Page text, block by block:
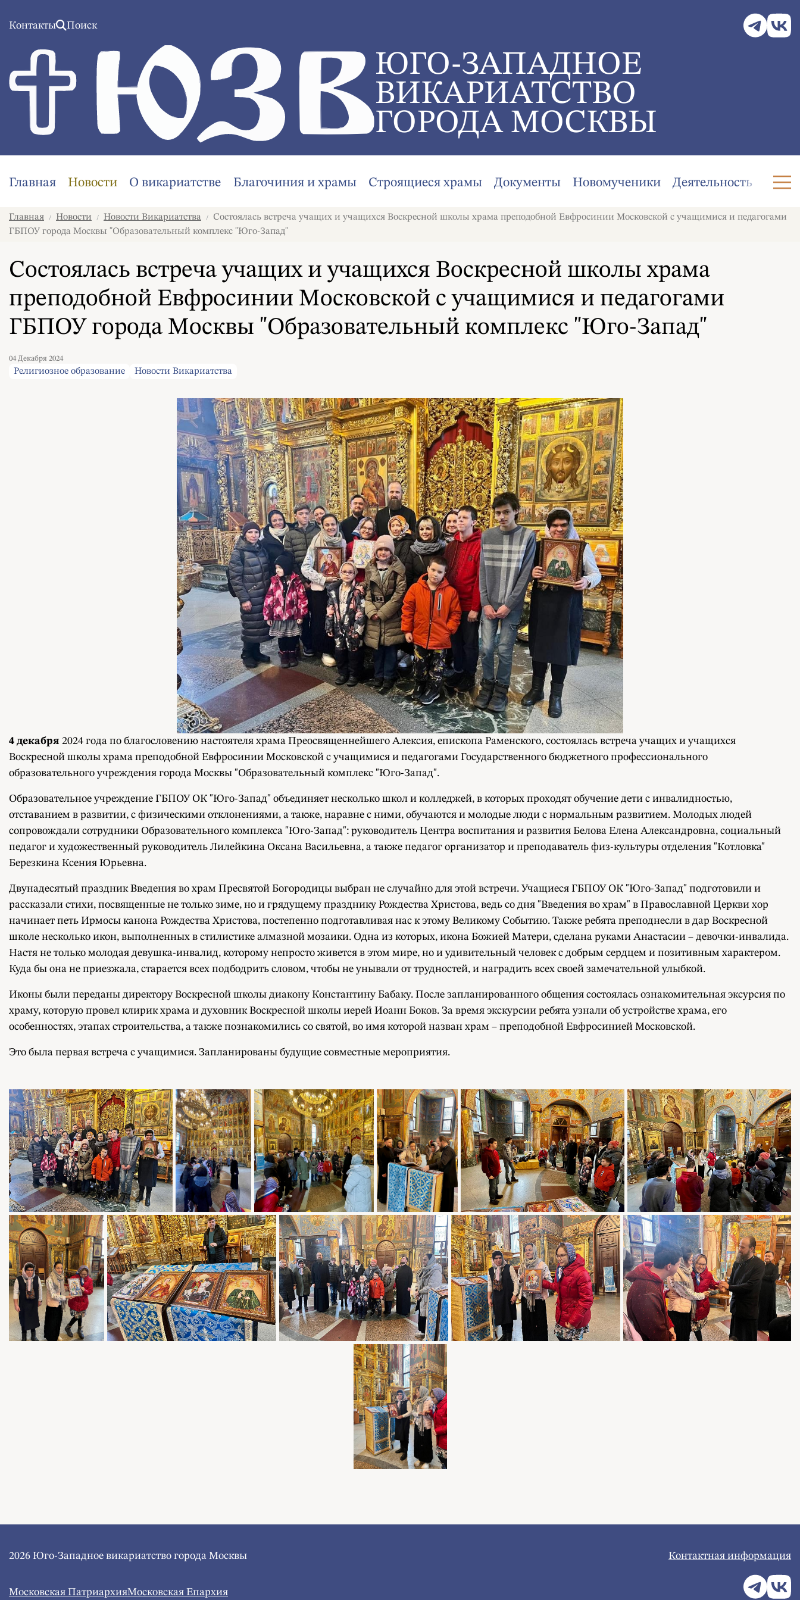
Контакты Поиск
ЮГО-ЗАПАДНОЕ
ВИКАРИАТСТВО
ГОРОДА МОСКВЫ
Главная Новости О викариатстве Благочиния и храмы Строящиеся храмы Документы Новомученики Деятельность
Главная / Новости / Новости Викариатства /
Состоялась встреча учащих и учащихся Воскресной школы храма преподобной Евфросинии Московской с учащимися и педагогами
ГБПОУ города Москвы "Образовательный комплекс "Юго-Запад"
Состоялась встреча учащих и учащихся Воскресной школы храма
преподобной Евфросинии Московской с учащимися и педагогами
ГБПОУ города Москвы "Образовательный комплекс "Юго-Запад"
04 Декабря 2024
Религиозное образование Новости Викариатства
4 декабря 2024 года по благословению настоятеля храма Преосвященнейшего Алексия, епископа Раменского, состоялась встреча учащих и учащихся
Воскресной школы храма преподобной Евфросинии Московской с учащимися и педагогами Государственного бюджетного профессионального
образовательного учреждения города Москвы "Образовательный комплекс "Юго-Запад".
Образовательное учреждение ГБПОУ ОК "Юго-Запад" объединяет несколько школ и колледжей, в которых проходят обучение дети с инвалидностью,
отставанием в развитии, с физическими отклонениями, а также, наравне с ними, обучаются и молодые люди с нормальным развитием. Молодых людей
сопровождали сотрудники Образовательного комплекса "Юго-Запад": руководитель Центра воспитания и развития Белова Елена Александровна, социальный
педагог и художественный руководитель Лилейкина Оксана Васильевна, а также педагог организатор и преподаватель физ-культуры отделения "Котловка"
Березкина Ксения Юрьевна.
Двунадесятый праздник Введения во храм Пресвятой Богородицы выбран не случайно для этой встречи. Учащиеся ГБПОУ ОК "Юго-Запад" подготовили и
рассказали стихи, посвященные не только зиме, но и грядущему празднику Рождества Христова, ведь со дня "Введения во храм" в Православной Церкви хор
начинает петь Ирмосы канона Рождества Христова, постепенно подготавливая нас к этому Великому Событию. Также ребята преподнесли в дар Воскресной
школе несколько икон, выполненных в стилистике алмазной мозаики. Одна из которых, икона Божией Матери, сделана руками Анастасии – девочки-инвалида.
Настя не только молодая девушка-инвалид, которому непросто живется в этом мире, но и удивительный человек с добрым сердцем и позитивным характером.
Куда бы она не приезжала, старается всех подбодрить словом, чтобы не унывали от трудностей, и наградить всех своей замечательной улыбкой.
Иконы были переданы директору Воскресной школы диакону Константину Бабаку. После запланированного общения состоялась ознакомительная эксурсия по
храму, которую провел клирик храма и духовник Воскресной школы иерей Иоанн Боков. За время экскурсии ребята узнали об устройстве храма, его
особенностях, этапах строительства, а также познакомились со святой, во имя которой назван храм – преподобной Евфросинией Московской.
Это была первая встреча с учащимися. Запланированы будущие совместные мероприятия.
2026 Юго-Западное викариатство города Москвы
Московская ПатриархияМосковская Епархия
Контактная информация